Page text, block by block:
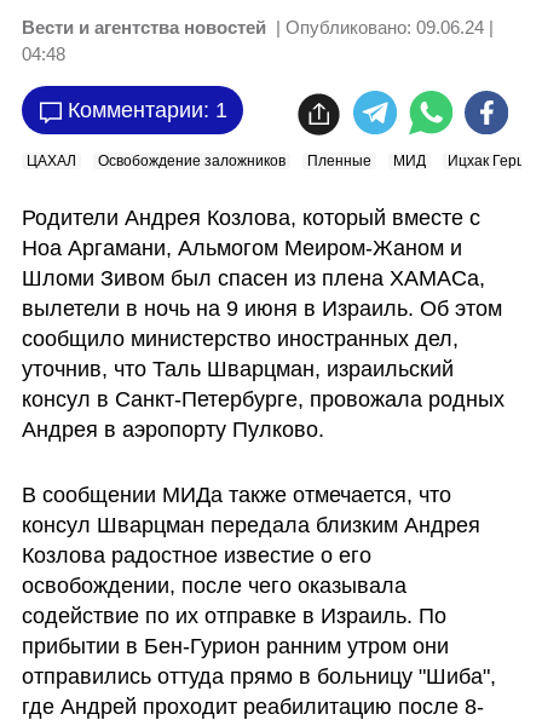
Вести и агентства новостей | Опубликовано: 09.06.24 |
04:48
Комментарии: 1
ЦАХАЛ Освобождение заложников Пленные МИД Ицхак Герцог
Родители Андрея Козлова, который вместе с
Ноа Аргамани, Альмогом Меиром-Жаном и
Шломи Зивом был спасен из плена ХАМАСа,
вылетели в ночь на 9 июня в Израиль. Об этом
сообщило министерство иностранных дел,
уточнив, что Таль Шварцман, израильский
консул в Санкт-Петербурге, провожала родных
Андрея в аэропорту Пулково.
В сообщении МИДа также отмечается, что
консул Шварцман передала близким Андрея
Козлова радостное известие о его
освобождении, после чего оказывала
содействие по их отправке в Израиль. По
прибытии в Бен-Гурион ранним утром они
отправились оттуда прямо в больницу "Шиба",
где Андрей проходит реабилитацию после 8-